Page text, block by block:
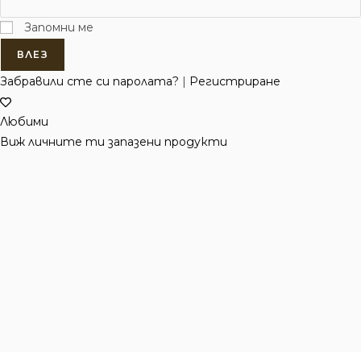
Запомни ме
ВЛЕЗ
Забравили сте си паролата? | Регистриране
Любими
Виж личните ти запазени продукти